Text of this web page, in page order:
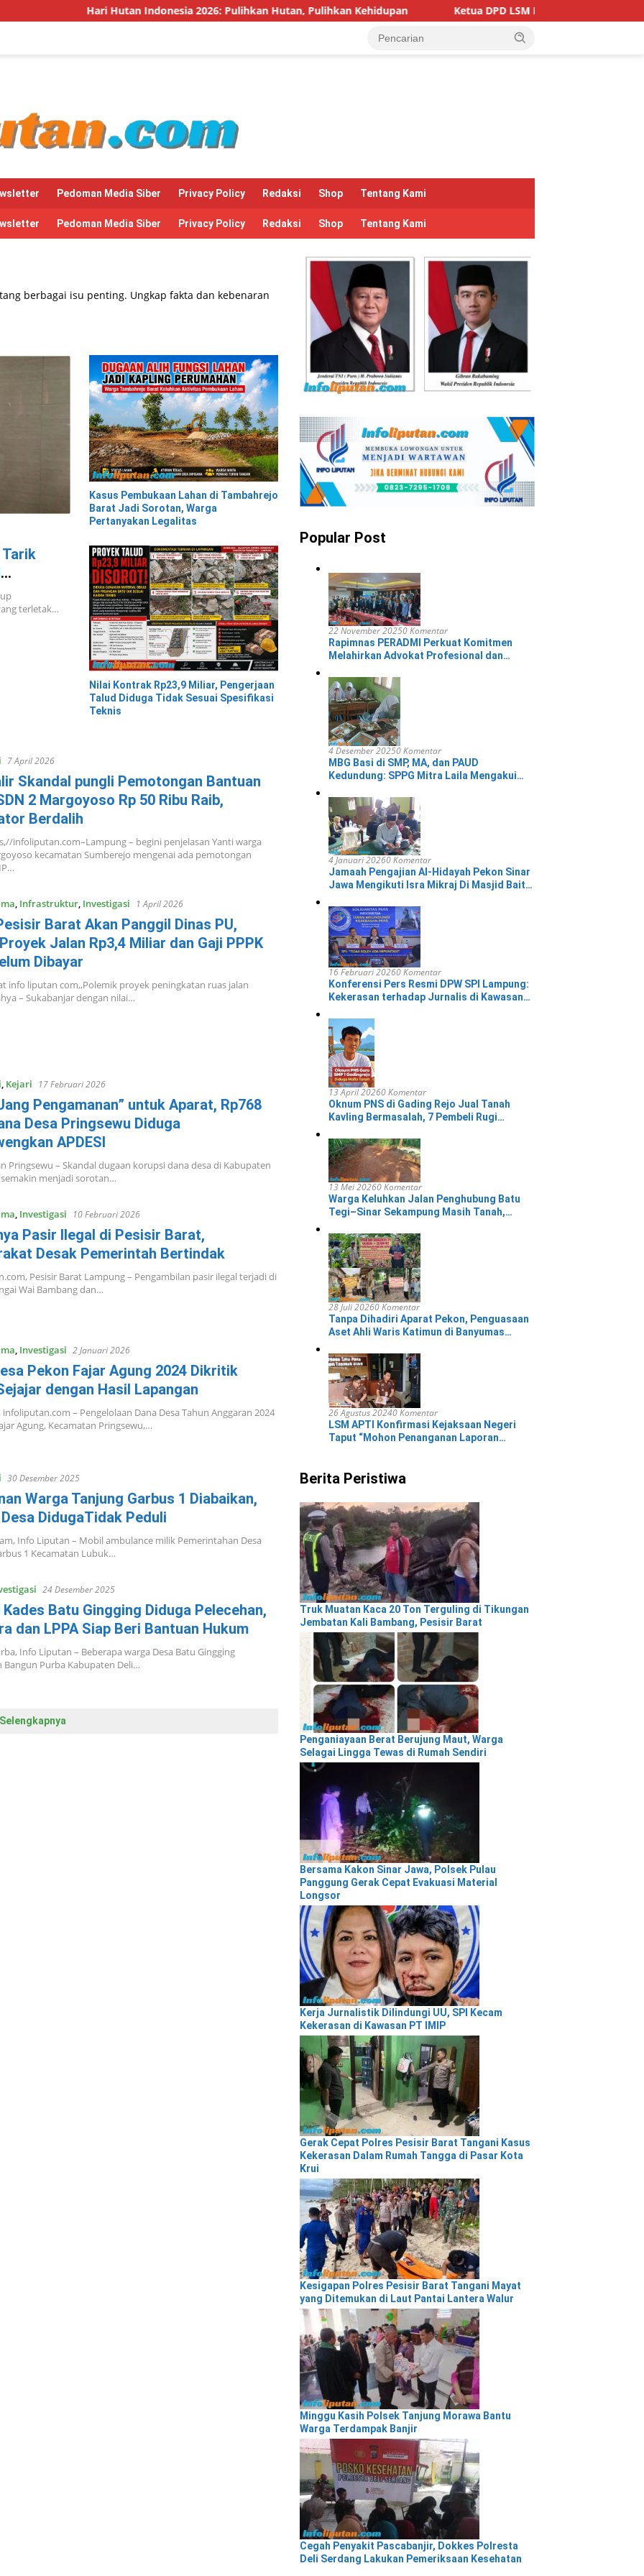
Hari Hutan Indonesia 2026: Pulihkan Hutan, Pulihkan Kehidupan Ketua DPD LSM KPK RI Provinsi Lampung Kecam
Pedoman Media Siber Privacy Policy Redaksi Shop Tentang Kami
Pedoman Media Siber Privacy Policy Redaksi Shop Tentang Kami
berbagai isu penting. Ungkap fakta dan kebenaran
terletak…
Kasus Pembukaan Lahan di Tambahrejo
Barat Jadi Sorotan, Warga
Pertanyakan Legalitas
Nilai Kontrak Rp23,9 Miliar, Pengerjaan
Talud Diduga Tidak Sesuai Spesifikasi
Teknis
7 April 2026
Skandal pungli Pemotongan Bantuan
2 Margoyoso Rp 50 Ribu Raib,
Berdalih
infoliputan.com–Lampung – begini penjelasan Yanti warga
kecamatan Sumberejo mengenai ada pemotongan
, Infrastruktur, Investigasi 1 April 2026
Barat Akan Panggil Dinas PU,
Jalan Rp3,4 Miliar dan Gaji PPPK
Dibayar
info liputan com,,Polemik proyek peningkatan ruas jalan
– Sukabanjar dengan nilai…
, Kejari 17 Februari 2026
Pengamanan” untuk Aparat, Rp768
Desa Pringsewu Diduga
APDESI
Pringsewu – Skandal dugaan korupsi dana desa di Kabupaten
menjadi sorotan…
, Investigasi 10 Februari 2026
Pasir Ilegal di Pesisir Barat,
Desak Pemerintah Bertindak
Pesisir Barat Lampung – Pengambilan pasir ilegal terjadi di
Wai Bambang dan…
, Investigasi 2 Januari 2026
Pekon Fajar Agung 2024 Dikritik
dengan Hasil Lapangan
infoliputan.com – Pengelolaan Dana Desa Tahun Anggaran 2024
Agung, Kecamatan Pringsewu,…
30 Desember 2025
Warga Tanjung Garbus 1 Diabaikan,
Desa DidugaTidak Peduli
Info Liputan – Mobil ambulance milik Pemerintahan Desa
1 Kecamatan Lubuk…
24 Desember 2025
Kades Batu Gingging Diduga Pelecehan,
dan LPPA Siap Beri Bantuan Hukum
Info Liputan – Beberapa warga Desa Batu Gingging
Bangun Purba Kabupaten Deli…
Selengkapnya
Popular Post
22 November 20250 Komentar
Rapimnas PERADMI Perkuat Komitmen
Melahirkan Advokat Profesional dan
4 Desember 20250 Komentar
MBG Basi di SMP, MA, dan PAUD
Kedundung: SPPG Mitra Laila Mengakui
4 Januari 20260 Komentar
Jamaah Pengajian Al-Hidayah Pekon Sinar
Jawa Mengikuti Isra Mikraj Di Masjid Baitul
16 Februari 20260 Komentar
Konferensi Pers Resmi DPW SPI Lampung:
Kekerasan terhadap Jurnalis di Kawasan
13 April 20260 Komentar
Oknum PNS di Gading Rejo Jual Tanah
Kavling Bermasalah, 7 Pembeli Rugi
13 Mei 20260 Komentar
Warga Keluhkan Jalan Penghubung Batu
Tegi–Sinar Sekampung Masih Tanah,
28 Juli 20260 Komentar
Tanpa Dihadiri Aparat Pekon, Penguasaan
Aset Ahli Waris Katimun di Banyumas
26 Agustus 20240 Komentar
LSM APTI Konfirmasi Kejaksaan Negeri
Taput “Mohon Penanganan Laporan
Berita Peristiwa
Truk Muatan Kaca 20 Ton Terguling di Tikungan
Jembatan Kali Bambang, Pesisir Barat
Penganiayaan Berat Berujung Maut, Warga
Selagai Lingga Tewas di Rumah Sendiri
Bersama Kakon Sinar Jawa, Polsek Pulau
Panggung Gerak Cepat Evakuasi Material
Longsor
Kerja Jurnalistik Dilindungi UU, SPI Kecam
Kekerasan di Kawasan PT IMIP
Gerak Cepat Polres Pesisir Barat Tangani Kasus
Kekerasan Dalam Rumah Tangga di Pasar Kota
Krui
Kesigapan Polres Pesisir Barat Tangani Mayat
yang Ditemukan di Laut Pantai Lantera Walur
Minggu Kasih Polsek Tanjung Morawa Bantu
Warga Terdampak Banjir
Cegah Penyakit Pascabanjir, Dokkes Polresta
Deli Serdang Lakukan Pemeriksaan Kesehatan